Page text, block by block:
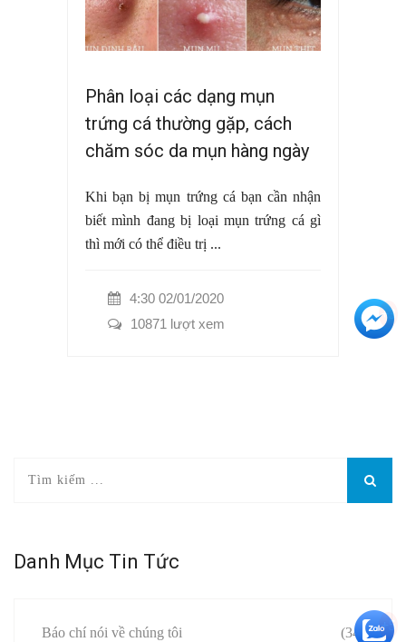
Phân loại các dạng mụn
trứng cá thường gặp, cách
chăm sóc da mụn hàng ngày
Khi bạn bị mụn trứng cá bạn cần nhận
biết mình đang bị loại mụn trứng cá gì
thì mới có thể điều trị ...
4:30 02/01/2020
10871 lượt xem
Danh Mục Tin Tức
Báo chí nói về chúng tôi (34)
+3
+5